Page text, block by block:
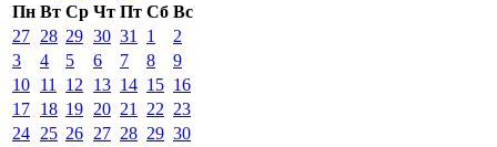
Пн Вт Ср Чт Пт Сб Вс
27 28 29 30 31 1
2
3
4 5 6 7 8
9
10 11 12 13 14 15 16
17 18 19 20 21 22 23
24 25 26 27 28 29 30